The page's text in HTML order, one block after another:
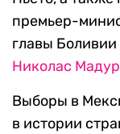
премьер-
главы
Николас
Выборы в
в истории